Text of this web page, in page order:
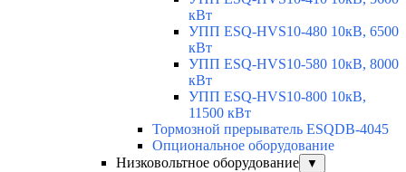
кВт
УПП ESQ-HVS10-480 10кВ, 6500
кВт
УПП ESQ-HVS10-580 10кВ, 8000
кВт
УПП ESQ-HVS10-800 10кВ,
11500 кВт
Тормозной прерыватель ESQDB-4045
Опциональное оборудование
Низковольтное оборудование
▼